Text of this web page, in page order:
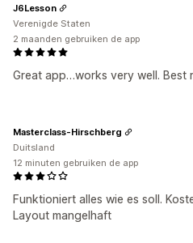
Great app…works very well. Best
J6Lesson
Verenigde Staten
2 maanden gebruiken de app
Funktioniert alles wie es soll.
Layout mangelhaft
Masterclass-Hirschberg
Duitsland
12 minuten gebruiken de app